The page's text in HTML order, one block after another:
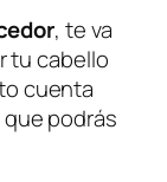
, te va
tu cabello
cuenta
podrás